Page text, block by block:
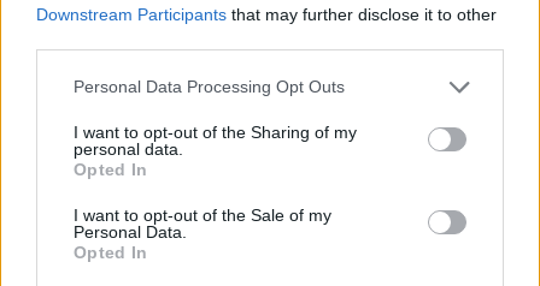
Downstream Participants that may further disclose it to other
Personal Data Processing Opt Outs
I want to opt-out of the Sharing of my
personal data.
Opted In
I want to opt-out of the Sale of my
Personal Data.
Opted In